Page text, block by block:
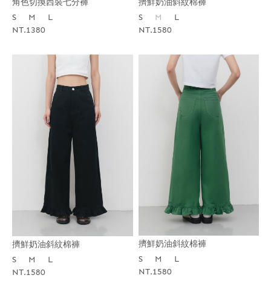
角色切換西裝七分褲
S
M
L
NT.1380
擠鮮奶油斜紋棉褲
S
M
L
NT.1580
擠鮮奶油斜紋棉褲
S
M
L
NT.1580
擠鮮奶油斜紋棉褲
S
M
L
NT.1580